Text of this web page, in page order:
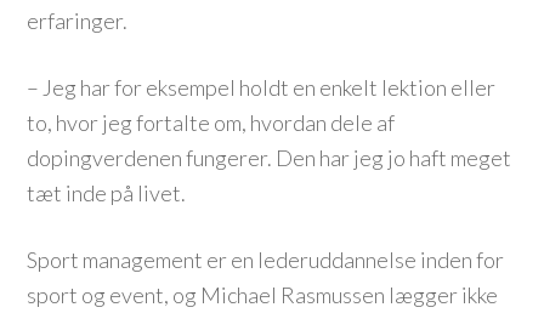
erfaringer.
– Jeg har for eksempel holdt en enkelt lektion eller
to, hvor jeg fortalte om, hvordan dele af
dopingverdenen fungerer. Den har jeg jo haft meget
tæt inde på livet.
Sport management er en lederuddannelse inden for
sport og event, og Michael Rasmussen lægger ikke